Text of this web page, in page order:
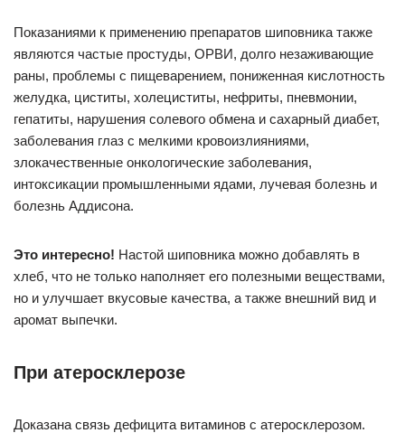
Показаниями к применению препаратов шиповника также
являются частые простуды, ОРВИ, долго незаживающие
раны, проблемы с пищеварением, пониженная кислотность
желудка, циститы, холециститы, нефриты, пневмонии,
гепатиты, нарушения солевого обмена и сахарный диабет,
заболевания глаз с мелкими кровоизлияниями,
злокачественные онкологические заболевания,
интоксикации промышленными ядами, лучевая болезнь и
болезнь Аддисона.
Это интересно! Настой шиповника можно добавлять в
хлеб, что не только наполняет его полезными веществами,
но и улучшает вкусовые качества, а также внешний вид и
аромат выпечки.
При атеросклерозе
Доказана связь дефицита витаминов с атеросклерозом.